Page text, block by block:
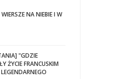
NA NIEBIE I W
"GDZIE
ŻYCIE FRANCUSKIM